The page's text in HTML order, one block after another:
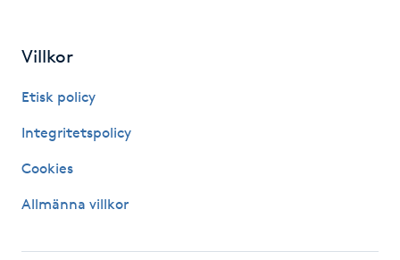
Villkor
Etisk policy
Integritetspolicy
Cookies
Allmänna villkor